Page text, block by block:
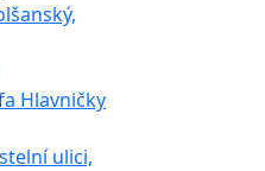
Hlavničky
ulici,